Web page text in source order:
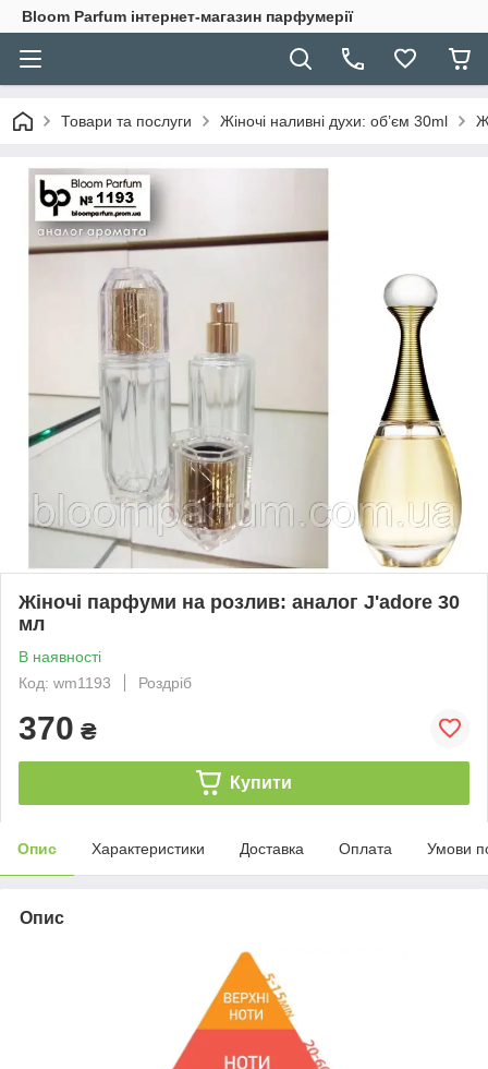
Bloom Parfum інтернет-магазин парфумерії
Товари та послуги Жіночі наливні духи: об’єм 30ml
Жіночі парфуми на розлив: аналог J'adore 30
мл
В наявності
Код: wm1193
Роздріб
370 ₴
Купити
Опис Характеристики Доставка Оплата Умови
Опис